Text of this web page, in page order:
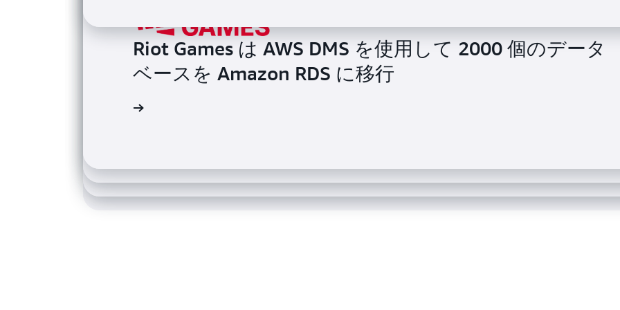
Riot Games は AWS DMS を使用して 2000 個のデータ
ベースを Amazon RDS に移行
BMW Group が、DMS を使用して Aurora Serverless v2
に移行することで、サーバーレスの未来へのジャーニ
ーを加速
Ubisoft、DMS を使用してダウンタイムやプレイヤー
の影響はほとんどなしに Amazon DynamoDB に移行
Heroku は DMS を使用して DynamoDB への移行を加速
し、運用上のオーバーヘッドを 90% 削減